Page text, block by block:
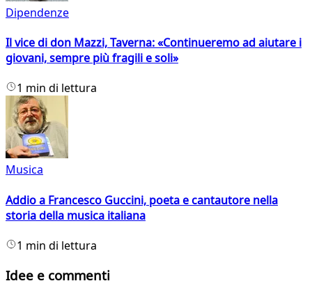
Dipendenze
Il vice di don Mazzi, Taverna: «Continueremo ad aiutare i
giovani, sempre più fragili e soli»
1 min di lettura
Musica
Addio a Francesco Guccini, poeta e cantautore nella
storia della musica italiana
1 min di lettura
Idee e commenti